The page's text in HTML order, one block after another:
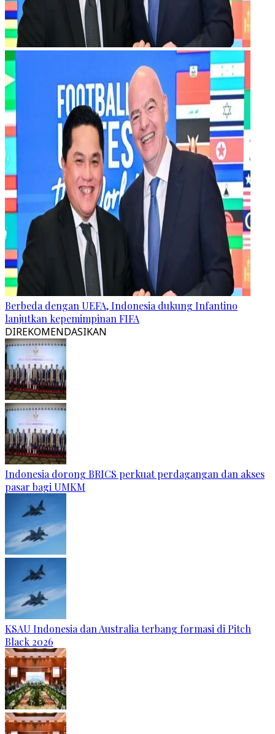
Berbeda dengan UEFA, Indonesia dukung Infantino
lanjutkan kepemimpinan FIFA
DIREKOMENDASIKAN
Indonesia dorong BRICS perkuat perdagangan dan akses
pasar bagi UMKM
KSAU Indonesia dan Australia terbang formasi di Pitch
Black 2026